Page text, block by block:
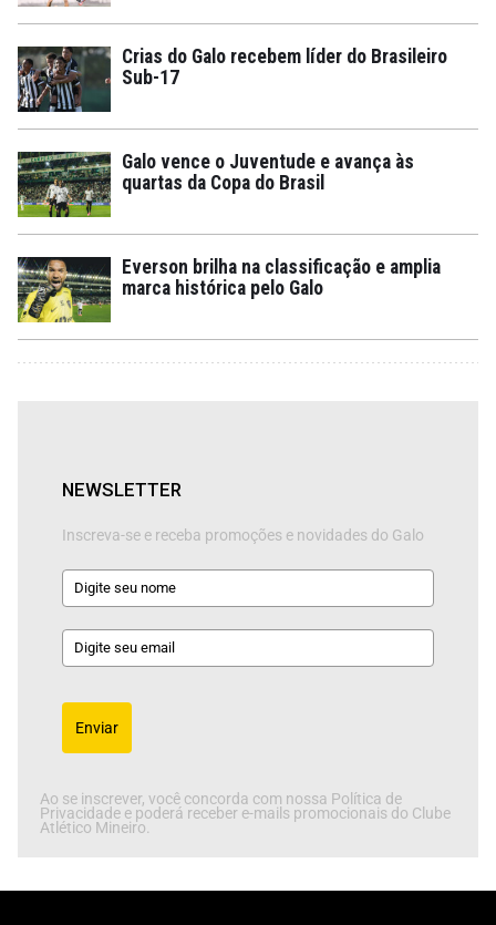
Crias do Galo recebem líder do Brasileiro
Sub-17
Galo vence o Juventude e avança às
quartas da Copa do Brasil
Everson brilha na classificação e amplia
marca histórica pelo Galo
NEWSLETTER
Inscreva-se e receba promoções e novidades do Galo
Enviar
Ao se inscrever, você concorda com nossa Política de
Privacidade e poderá receber e-mails promocionais do Clube
Atlético Mineiro.